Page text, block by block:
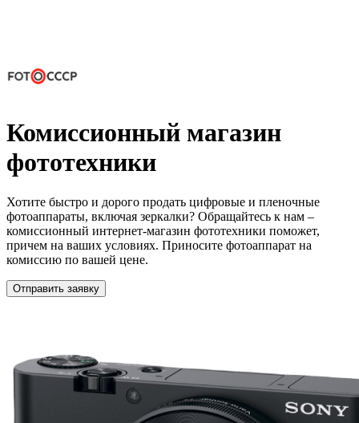
Комиссионный магазин
фототехники
Хотите быстро и дорого продать цифровые и пленочные
фотоаппараты, включая зеркалки? Обращайтесь к нам –
комиссионный интернет-магазин фототехники поможет,
причем на ваших условиях. Приносите фотоаппарат на
комиссию по вашей цене.
Отправить заявку